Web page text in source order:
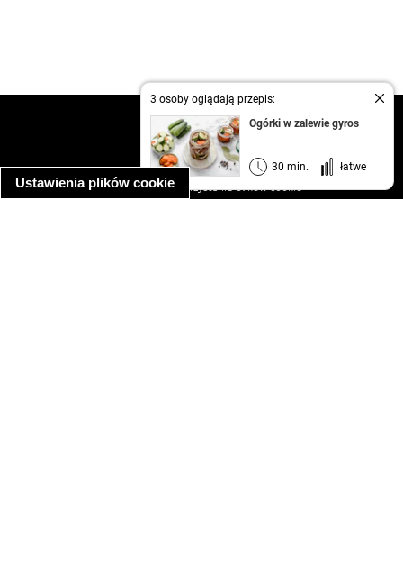
Ustawienia plików cookie
3 osoby oglądają przepis:
Ogórki w zalewie gyros
30 min. łatwe
kontakt
regulamin
informacja o prywatności
informacja o wykorzystaniu plików cookie